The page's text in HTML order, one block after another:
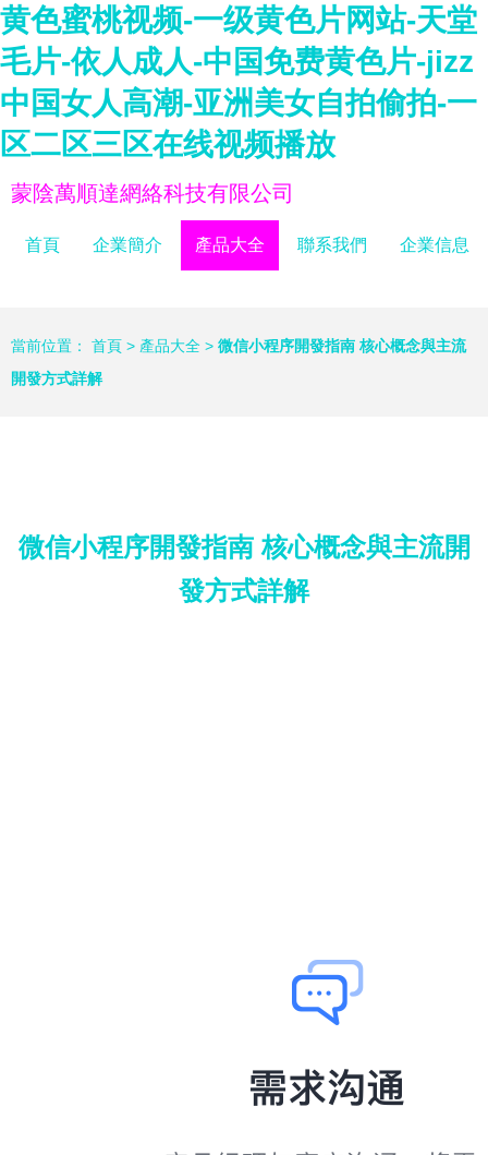
黄色蜜桃视频-一级黄色片网站-天堂
毛片-依人成人-中国免费黄色片-jizz
中国女人高潮-亚洲美女自拍偷拍-一
区二区三区在线视频播放
蒙陰萬順達網絡科技有限公司
首頁 企業簡介 產品大全 聯系我們 企業信息
當前位置： 首頁 > 產品大全 > 微信小程序開發指南 核心概念與主流
開發方式詳解
微信小程序開發指南 核心概念與主流開
發方式詳解